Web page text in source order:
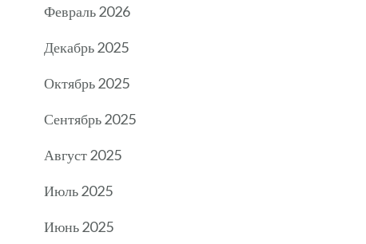
Февраль 2026
Декабрь 2025
Октябрь 2025
Сентябрь 2025
Август 2025
Июль 2025
Июнь 2025